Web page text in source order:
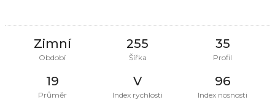
Zimní
Období
255
Šířka
35
Profil
19
Průměr
V
Index rychlosti
96
Index nosnosti